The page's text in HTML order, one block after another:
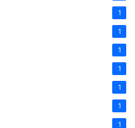
1
1
1
1
1
1
1